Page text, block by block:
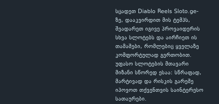
სცადეთ Diablo Reels Sloto.ge-
ზე, დააკვირდით მის ტემპს,
შეადარეთ იგივე პროვაიდერის
სხვა სლოტებს და აირჩიეთ ის
თამაშები, რომლებიც ყველაზე
კომფორტულად გერთობით.
უფასო სლოტების მთავარი
მიზანი სწორედ ესაა: სწრაფად,
მარტივად და რისკის გარეშე
იპოვოთ თქვენთვის საინტერესო
სათაურები.